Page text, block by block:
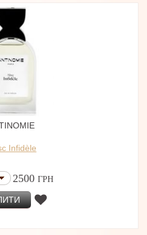
Infidèle
2500 ГРН